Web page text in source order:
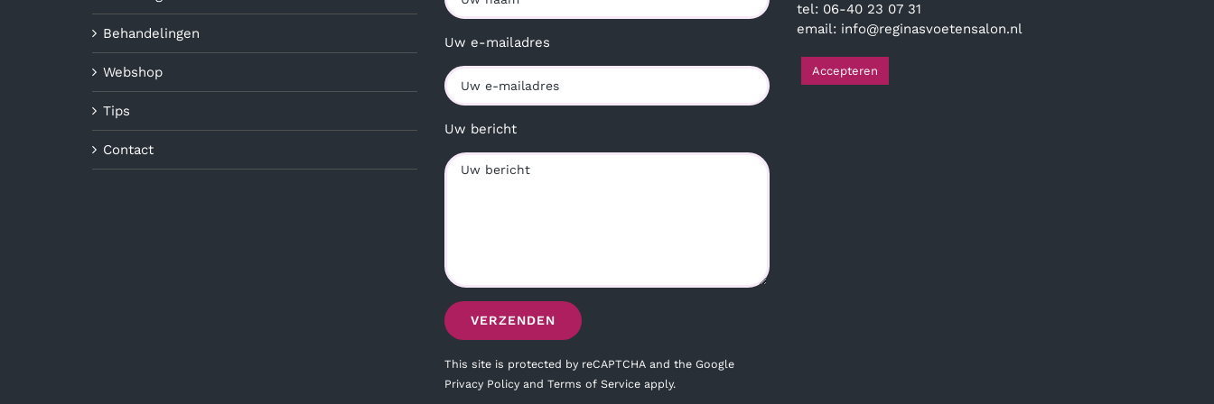
Behandelingen
Webshop
Tips
Contact
Uw e-mailadres
Uw bericht
This site is protected by reCAPTCHA and the Google
Privacy Policy and Terms of Service apply.
tel: 06-40 23 07 31
email: info@reginasvoetensalon.nl
Accepteren